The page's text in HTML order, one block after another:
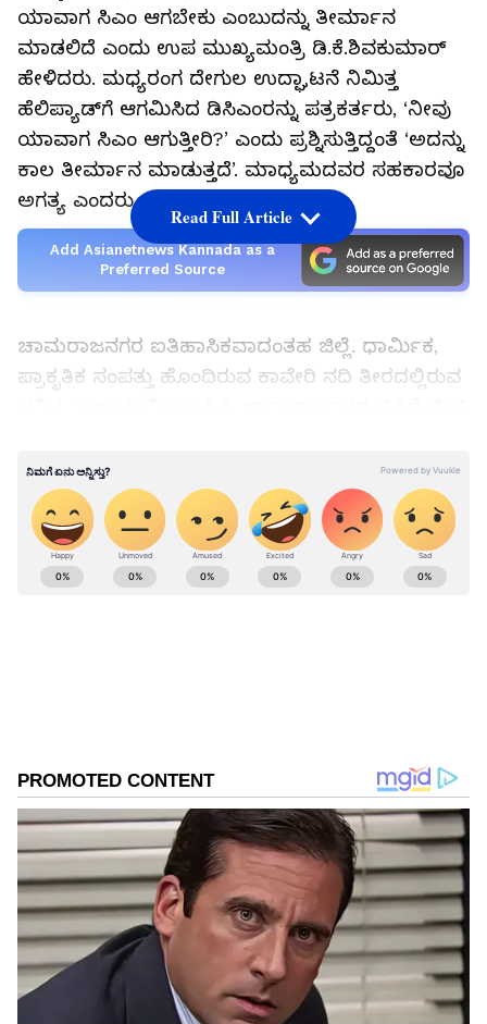
ಯಾವಾಗ ಸಿಎಂ ಆಗಬೇಕು ಎಂಬುದನ್ನು ತೀರ್ಮಾನ
ಮಾಡಲಿದೆ ಎಂದು ಉಪ ಮುಖ್ಯಮಂತ್ರಿ ಡಿ.ಕೆ.ಶಿವಕುಮಾರ್
ಹೇಳಿದರು. ಮಧ್ಯರಂಗ ದೇಗುಲ ಉದ್ಘಾಟನೆ ನಿಮಿತ್ತ
ಹೆಲಿಪ್ಯಾಡ್‌ಗೆ ಆಗಮಿಸಿದ ಡಿಸಿಎಂರನ್ನು ಪತ್ರಕರ್ತರು, ‘ನೀವು
ಯಾವಾಗ ಸಿಎಂ ಆಗುತ್ತೀರಿ?’ ಎಂದು ಪ್ರಶ್ನಿಸುತ್ತಿದ್ದಂತೆ ‘ಅದನ್ನು
ಕಾಲ ತೀರ್ಮಾನ ಮಾಡುತ್ತದೆ’. ಮಾಧ್ಯಮದವರ ಸಹಕಾರವೂ
ಅಗತ್ಯ ಎಂದರು.
Add Asianetnews Kannada as a
Preferred Source
ಚಾಮರಾಜನಗರ ಐತಿಹಾಸಿಕವಾದಂತಹ ಜಿಲ್ಲೆ. ಧಾರ್ಮಿಕ,
ಪ್ರಾಕೃತಿಕ ಸಂಪತ್ತು ಹೊಂದಿರುವ ಕಾವೇರಿ ನದಿ ತೀರದಲ್ಲಿರುವ
ಎಲ್ಲಿ ಭಕ್ತಿ ಇದೆಯೋ ಅಲ್ಲಿ ಭಗವಂತ ಇದ್ದಾನೆ. ಮಲೆ
ಮಹದೇಶ್ವರ, ಮಧ್ಯರಂಗ, ಸಿದ್ದಪ್ಪಾಜಿ, ಗೋಪಾಲಸ್ವಾಮಿ
ಪುಣ್ಯಕ್ಷೇತ್ರಗಳಿಗೆ ಬಂದು ಜನ ನೆಮ್ಮದಿ ಕಂಡುಕೊಳ್ಳುತ್ತಾರೆ.
ಬೆಳಗ್ಗೆಯಿಂದ ಸೂರ್ಯ ಮುಳುಗುವ ವೇಳೆಗೆ ಶ್ರೀರಂಗಪಟ್ಟಣ
ಆದಿರಂಗ, ಮಧ್ಯರಂಗ ಹಾಗೂ ತಮಿಳುನಾಡಿನಲ್ಲಿರುವ
ದೇವಾಲಯದ ಜೀರ್ಣೋದ್ಧಾರ ಕೆಲಸ ಮಾಡಲಾಗಿದೆ. ಇಂದು
ಸಚಿವ ಸಂಪುಟ ಸಭೆ ಇದ್ದರೂ ನಾನು ಸೇರಿ ಅನೇಕ ಸಚಿವರು
ಈ ಕಾರ್ಯಕ್ರಮಕ್ಕೆ ಬಂದಿದ್ದೇವೆ. ಭಕ್ತ ಹಾಗೂ ಭಗವಂತನ
ನಡುವೆ ವ್ಯವಹಾರ ನಡೆಯುವ ಸ್ಥಳ ದೇವಾಲಯ. ಈ
ಪುಣ್ಯಕ್ಷೇತ್ರ ಯಾತ್ರಿಕರಿಗೆ ಪ್ರಸಿದ್ಧವಾಗಿದೆ. ಇದು ಪ್ರಕೃತಿ
ಕೊಡುಗೆ. ಇಲ್ಲಿ ಸಚಿವ ಸಂಪುಟ ಸಭೆ ಮಾಡಿ ಈ ಭಾಗದ
ಅಭಿವೃದ್ಧಿಗೆ ಅನೇಕ ಕ್ರಮ ಕೈಗೊಳ್ಳಲಾಗಿದೆ. ಕೈಗಾರಿಕಾ
ಅಭಿವೃದ್ಧಿಗೆ ಕ್ರಮ ಕೈಗೊಂಡಿದ್ದೇವೆ. ಆಮ್ಲಜನಕ ದುರಂತದಲ್ಲಿ
ಮೃತಪಟ್ಟವರ ಕುಟುಂಬದ ಸದಸ್ಯರಿಗೆ ಸರ್ಕಾರಿ ಕೆಲಸ ನೀಡಿ
Read Full Article